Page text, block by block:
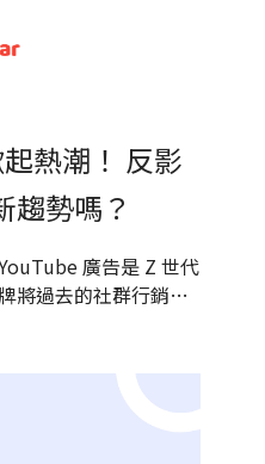
熱潮！ 反影
趨勢嗎？
廣告是 Z 世代
將過去的社群行銷同
道的世代，近幾個
會產生反影響力的情